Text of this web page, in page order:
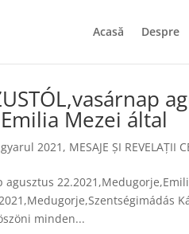
Acasă Despre
Mezei által
2021 , MESAJE ȘI REVELAȚII
agusztus
minden...